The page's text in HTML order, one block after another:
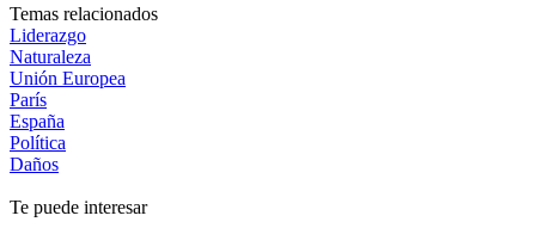
Temas relacionados
Liderazgo
Naturaleza
Unión Europea
París
España
Política
Daños
Te puede interesar